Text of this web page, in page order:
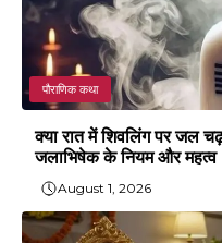
पौराणिक कथा
क्या रात में शिवलिंग पर जल
जलाभिषेक के नियम और महत्व
August 1, 2026